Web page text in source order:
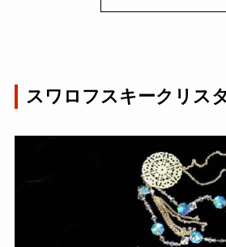
スワロフスキークリス